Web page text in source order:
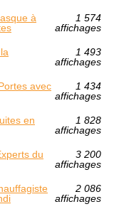
à
1 574
affichages
1 493
affichages
avec
1 434
affichages
en
1 828
affichages
du
3 200
affichages
2 086
affichages